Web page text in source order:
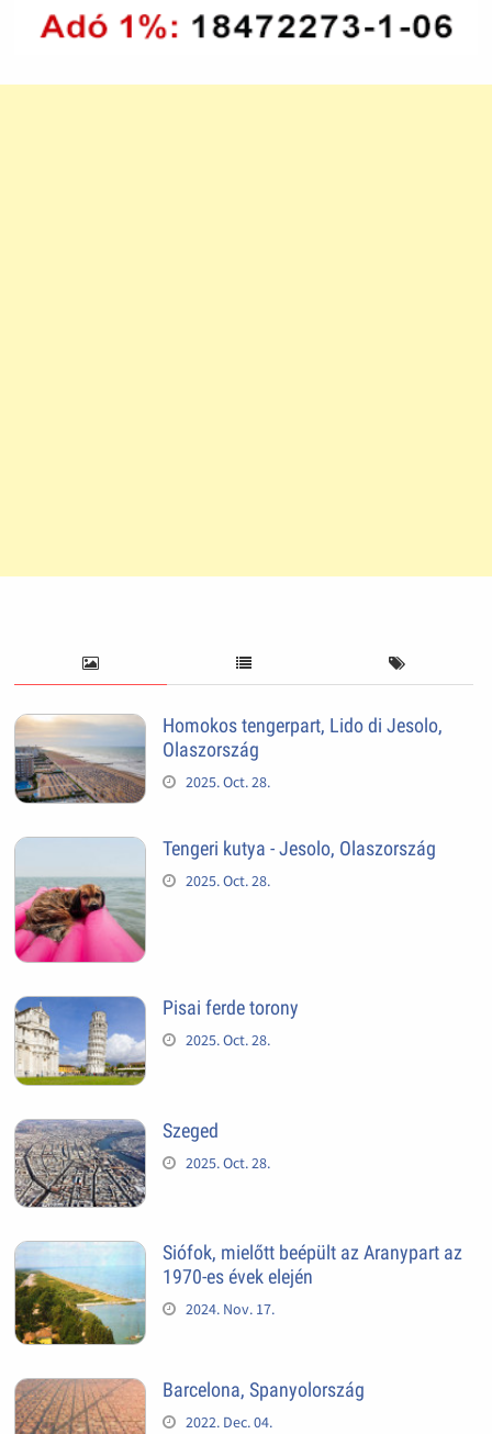
Homokos tengerpart, Lido di Jesolo,
Olaszország
2025. Oct. 28.
Tengeri kutya - Jesolo, Olaszország
2025. Oct. 28.
Pisai ferde torony
2025. Oct. 28.
Szeged
2025. Oct. 28.
Siófok, mielőtt beépült az Aranypart az
1970-es évek elején
2024. Nov. 17.
Barcelona, Spanyolország
2022. Dec. 04.